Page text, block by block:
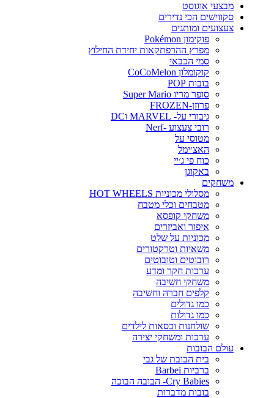
מבצעי אוגוסט
סקווישים הכי נדירים
צעצועים ומותגים
פוקימון Pokémon
מפרץ ההרפתקאות יחידת החילוץ
סמי הכבאי
קוקומלון CoCoMelon
בובות POP
סופר מריו Super Mario
פרוזן-FROZEN
גיבורי על- MARVEL וDC
רובי צעצוע -Nerf
מטוסי על
האצ׳ימל
כוח פי ג׳יי
באקוגן
משחקים
מסלולי מכוניות HOT WHEELS
מטבחים וכלי מטבח
משחקי קופסא
איפור ואביזרים
מכוניות על שלט
משאיות וטרקטורים
רובוטים וטובוטים
ערכות חקר ומדע
משחקי חשיבה
קלפים חברה וחשיבה
כמו גדולים
כמו גדולות
שולחנות וכסאות לילדים
ערכות ומשחקי יצירה
עולם הבובות
בית הבובת של גבי
ברביות Barbei
Cry Babies- הבובה הבוכה
בובות מדברות